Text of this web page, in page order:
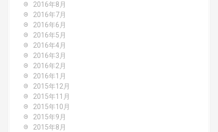
2016年8月
2016年7月
2016年6月
2016年5月
2016年4月
2016年3月
2016年2月
2016年1月
2015年12月
2015年11月
2015年10月
2015年9月
2015年8月